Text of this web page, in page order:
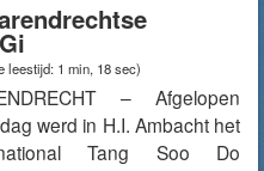
leestijd: 1 min, 18 sec)
– Afgelopen
werd in H.I. Ambacht het
Tang Soo Do